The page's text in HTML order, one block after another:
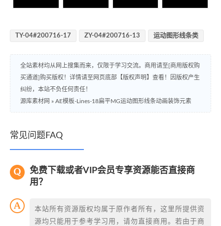
TY-04#200716-17 ZY-04#200716-13 运动图形线条类
全站素材均从网上搜集而来，仅限于学习交流。商用请至[商用版权购
买通道]购买版权！详情请至网页底部【版权声明】查看！因版权产生
纠纷，本站不负任何责任！
源库素材网 » AE模板-Lines-18扁平MG运动图形线条动画装饰元素
常见问题FAQ
免费下载或者VIP会员专享资源能否直接商
用？
本站所有资源版权均属于原作者所有，这里所提供资
源均只能用于参考学习用，请勿直接商用。若由于商